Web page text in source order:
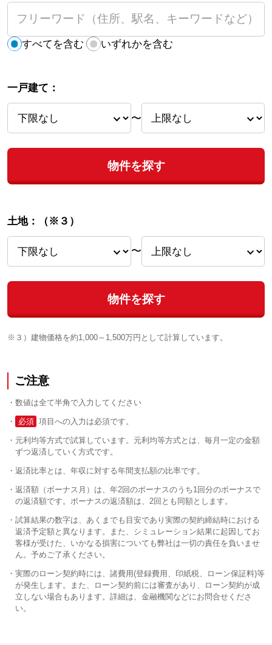
すべてを含む いずれかを含む
一戸建て：
〜
物件を探す
土地： （※３）
〜
物件を探す
※３）建物価格を約1,000～1,500万円として計算しています。
ご注意
数値は全て半角で入力してください
必須 項目への入力は必須です。
元利均等方式で試算しています。元利均等方式とは、毎月一定の金額
ずつ返済していく方式です。
返済比率とは、年収に対する年間支払額の比率です。
返済額（ボーナス月）は、年2回のボーナスのうち1回分のボーナスで
の返済額です。ボーナスの返済額は、2回とも同額とします。
試算結果の数字は、あくまでも目安であり実際の契約締結時における
返済予定額と異なります。また、シミュレーション結果に起因してお
客様が受けた、いかなる損害についても弊社は一切の責任を負いませ
ん。予めご了承ください。
実際のローン契約時には、諸費用(登録費用、印紙税、ローン保証料)等
が発生します。また、ローン契約前には審査があり、ローン契約が成
立しない場合もあります。詳細は、金融機関などにお問合せくださ
い。